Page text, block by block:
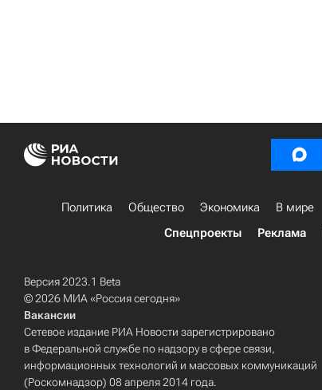
Политика Общество Экономика В мире
Спецпроекты
Реклама
Версия 2023.1 Beta
© 2026 МИА «Россия сегодня»
Вакансии
Сетевое издание РИА Новости зарегистрировано
в Федеральной службе по надзору в сфере связи,
информационных технологий и массовых коммуникаций
(Роскомнадзор) 08 апреля 2014 года.